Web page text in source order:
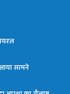
सामने